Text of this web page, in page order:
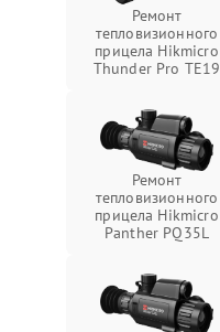
Ремонт
тепловизионного
прицела Hikmicro
Thunder Pro TE19
Ремонт
тепловизионного
прицела Hikmicro
Panther PQ35L